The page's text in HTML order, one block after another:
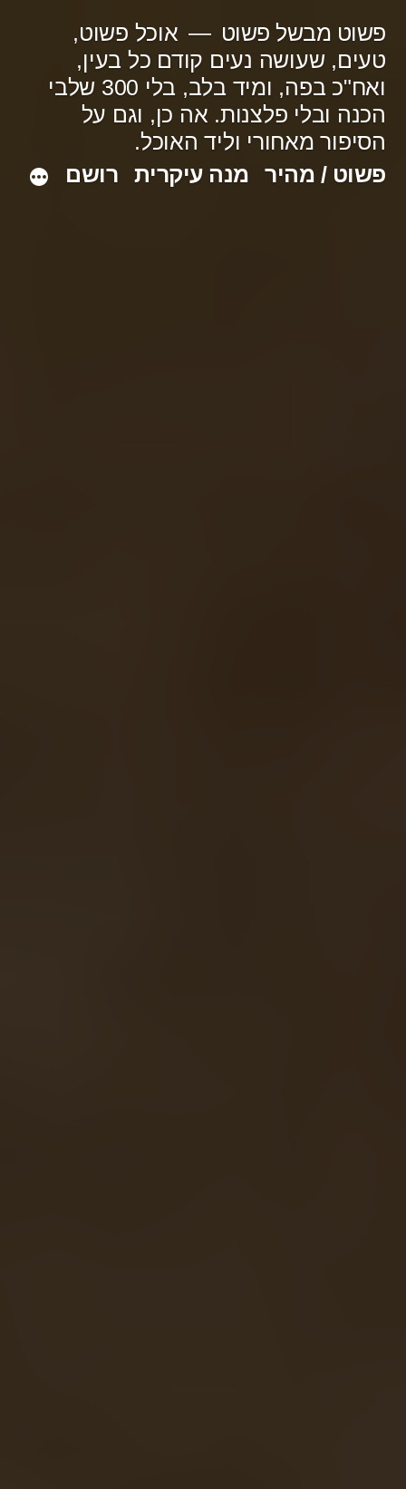
לתוכן
פשוט מבשל פשוט
אוכל פשוט,
טעים, שעושה נעים קודם כל בעין,
ואח"כ בפה, ומיד בלב, בלי 300 שלבי
הכנה ובלי פלצנות. אה כן, וגם על
הסיפור מאחורי וליד האוכל.
פשוט / מהיר
מנה עיקרית רושם